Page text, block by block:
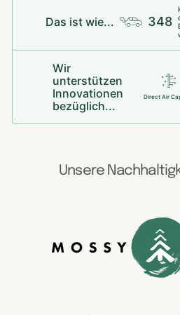
Das ist wie... 348
Wir
unterstützen
Innovationen
bezüglich...
Direct Air
Unsere